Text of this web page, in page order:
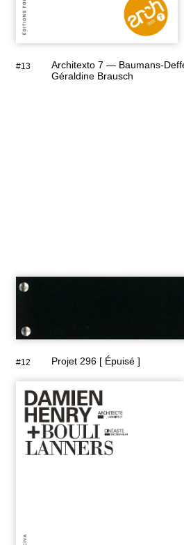
#13
Architexto 7 — Baumans-
Géraldine Brausch
#12 Projet 296 [ Épuisé ]